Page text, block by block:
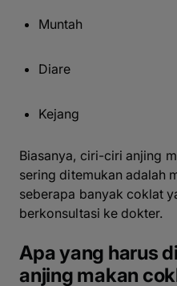
Muntah
Diare
Kejang
Biasanya, ciri-ciri anjing
sering ditemukan adalah
seberapa banyak coklat
berkonsultasi ke dokter.
Apa yang harus
anjing makan